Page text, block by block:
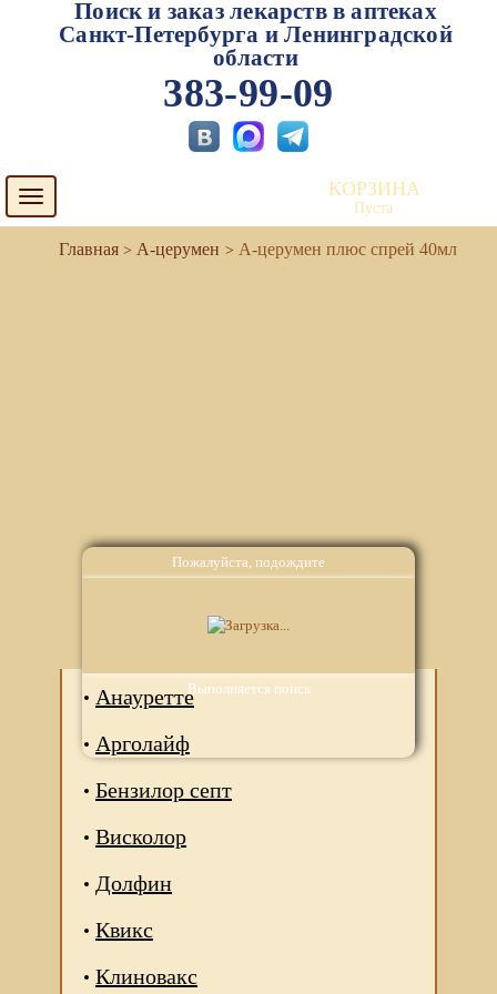
Пожалуйста, подождите
Выполняется поиск
Поиск и заказ лекарств в аптеках
Санкт-Петербурга и Ленинградской
области
383-99-09
Toggle
navigation
КОРЗИНА
Пуста
А-церумен А-церумен плюс спрей 40мл
Аналоги
Анауретте
Арголайф
Бензилор септ
Висколор
Долфин
Квикс
Клиновакс